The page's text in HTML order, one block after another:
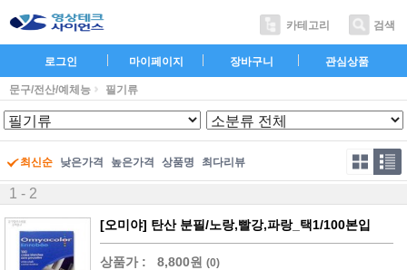
카테고리 검색
로그인 마이페이지 장바구니 관심상품
문구/전산/예체능 필기류
최신순 낮은가격 높은가격 상품명 최다리뷰
1 - 2
[오미야] 탄산 분필/노랑,빨강,파랑_택1/100본입
상품가 : 8,800원 (0)